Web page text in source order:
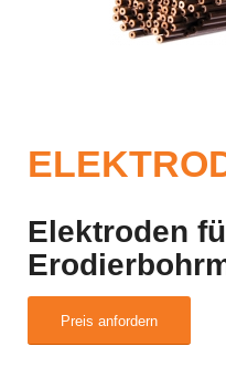
Elektroden
Preis anfordern